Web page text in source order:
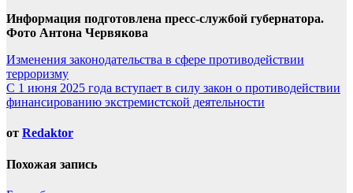
Информация подготовлена пресс-службой губернатора.
Фото Антона Червякова
Навигация
по
записям
Изменения законодательства в сфере противодействии
терроризму
С 1 июня 2025 года вступает в силу закон о противодействии
финансированию экстремистской деятельности
от Redaktor
Похожая запись